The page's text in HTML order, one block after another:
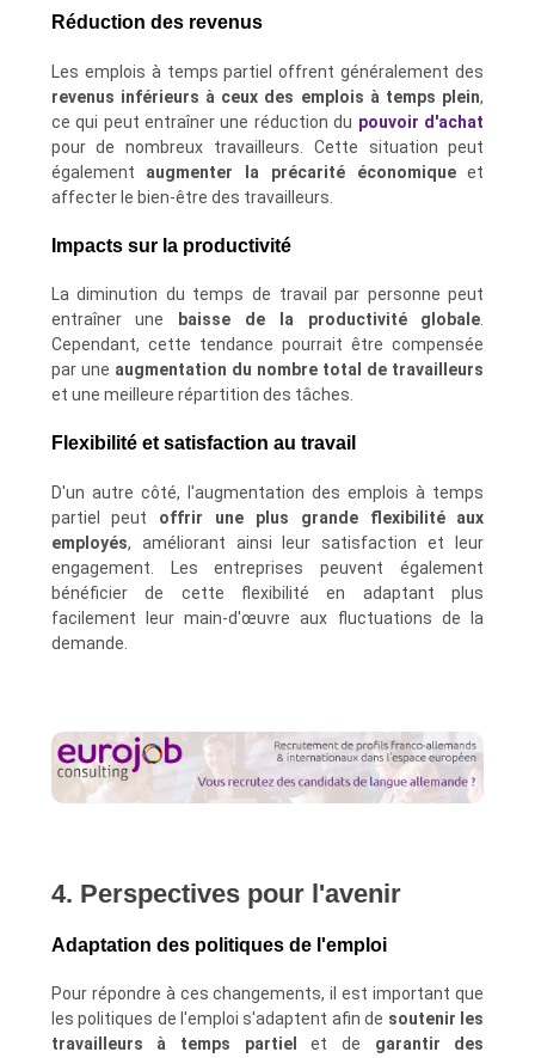
Réduction des revenus
Les emplois à temps partiel offrent généralement des
revenus inférieurs à ceux des emplois à temps plein,
ce qui peut entraîner une réduction du pouvoir d'achat
pour de nombreux travailleurs. Cette situation peut
également augmenter la précarité économiqueet
affecter le bien-être des travailleurs.
Impacts sur la productivité
La diminution du temps de travail par personne peut
entraîner une
baisse de la productivité globale
Cependant, cette tendance pourrait être compensée
par une augmentation du nombre total de travailleurs
et une meilleure répartition des tâches.
Flexibilité et satisfaction au travail
D'un autre côté, l'augmentation des emplois à temps
partiel peut offrir une plus grande flexibilité aux
employés, améliorant ainsi leur satisfaction et leur
engagement. Les entreprises peuvent également
bénéficier de cette flexibilité en adaptant plus
facilement leur main-d'œuvre aux fluctuations de la
demande.
4. Perspectives pour l'avenir
Adaptation des politiques de l'emploi
Pour répondre à ces changements, il est important que
les politiques de l'emploi s'adaptent afin de soutenir les
travailleurs à temps partiel
et de garantir des